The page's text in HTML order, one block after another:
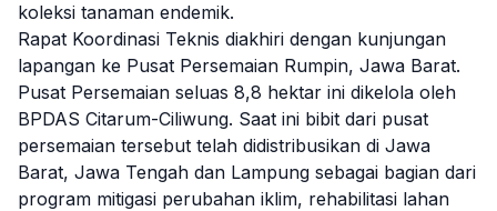
koleksi tanaman endemik.
Rapat Koordinasi Teknis diakhiri dengan kunjungan
lapangan ke Pusat Persemaian Rumpin, Jawa Barat.
Pusat Persemaian seluas 8,8 hektar ini dikelola oleh
BPDAS Citarum-Ciliwung. Saat ini bibit dari pusat
persemaian tersebut telah didistribusikan di Jawa
Barat, Jawa Tengah dan Lampung sebagai bagian dari
program mitigasi perubahan iklim, rehabilitasi lahan